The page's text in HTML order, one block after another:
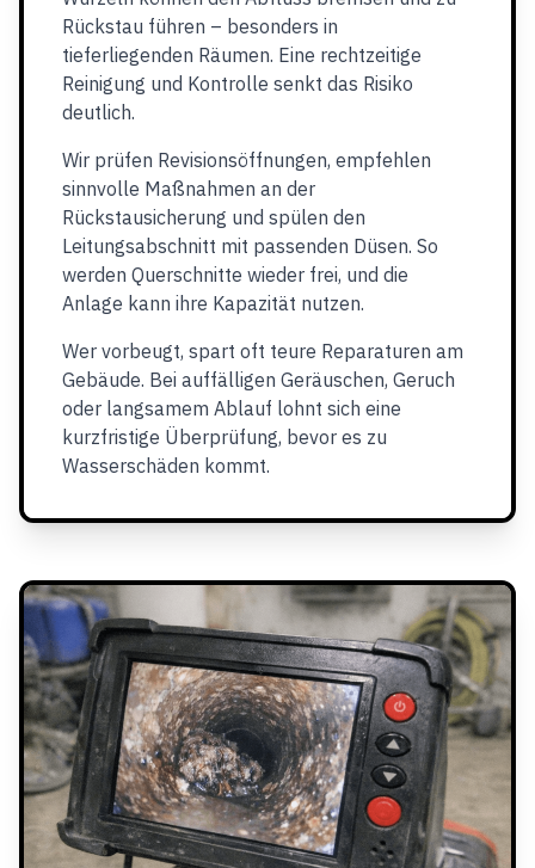
Rückstau führen – besonders in
tieferliegenden Räumen. Eine rechtzeitige
Reinigung und Kontrolle senkt das Risiko
deutlich.
Wir prüfen Revisionsöffnungen, empfehlen
sinnvolle Maßnahmen an der
Rückstausicherung und spülen den
Leitungsabschnitt mit passenden Düsen. So
werden Querschnitte wieder frei, und die
Anlage kann ihre Kapazität nutzen.
Wer vorbeugt, spart oft teure Reparaturen am
Gebäude. Bei auffälligen Geräuschen, Geruch
oder langsamem Ablauf lohnt sich eine
kurzfristige Überprüfung, bevor es zu
Wasserschäden kommt.